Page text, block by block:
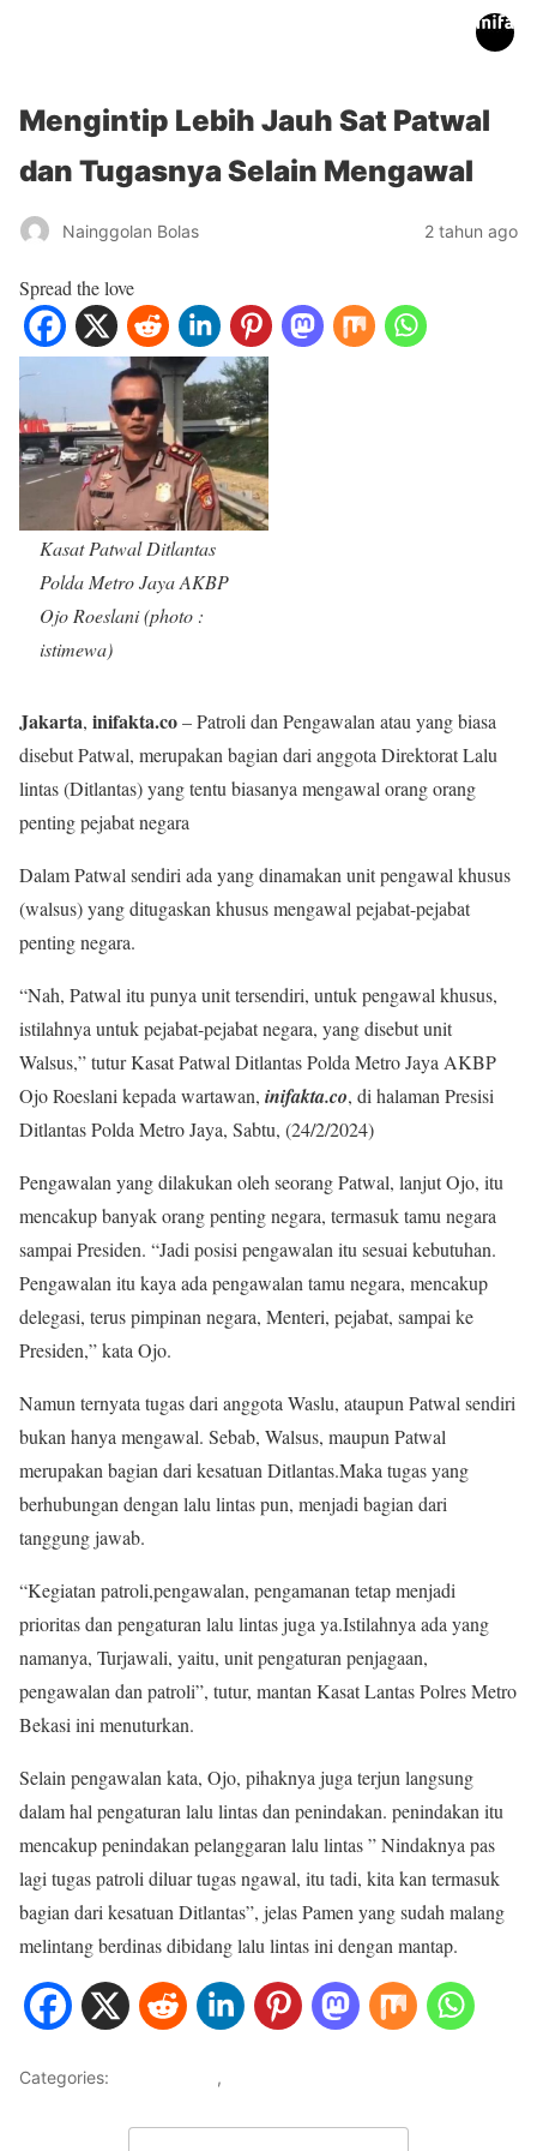
Mengintip Lebih Jauh Sat Patwal
dan Tugasnya Selain Mengawal
Nainggolan Bolas 2 tahun ago
Spread the love
Kasat Patwal Ditlantas
Polda Metro Jaya AKBP
Ojo Roeslani (photo :
istimewa)
Jakarta, inifakta.co– Patroli dan Pengawalan atau yang biasa
disebut Patwal, merupakan bagian dari anggota Direktorat Lalu
lintas (Ditlantas) yang tentu biasanya mengawal orang orang
penting pejabat negara
Dalam Patwal sendiri ada yang dinamakan unit pengawal khusus
(walsus) yang ditugaskan khusus mengawal pejabat-pejabat
penting negara.
“Nah, Patwal itu punya unit tersendiri, untuk pengawal khusus,
istilahnya untuk pejabat-pejabat negara, yang disebut unit
Walsus,” tutur Kasat Patwal Ditlantas Polda Metro Jaya AKBP
Ojo Roeslani kepada wartawan, inifakta.co, di halaman Presisi
Ditlantas Polda Metro Jaya, Sabtu, (24/2/2024)
Pengawalan yang dilakukan oleh seorang Patwal, lanjut Ojo, itu
mencakup banyak orang penting negara, termasuk tamu negara
sampai Presiden. “Jadi posisi pengawalan itu sesuai kebutuhan.
Pengawalan itu kaya ada pengawalan tamu negara, mencakup
delegasi, terus pimpinan negara, Menteri, pejabat, sampai ke
Presiden,” kata Ojo.
Namun ternyata tugas dari anggota Waslu, ataupun Patwal sendiri
bukan hanya mengawal. Sebab, Walsus, maupun Patwal
merupakan bagian dari kesatuan Ditlantas.Maka tugas yang
berhubungan dengan lalu lintas pun, menjadi bagian dari
tanggung jawab.
“Kegiatan patroli,pengawalan, pengamanan tetap menjadi
prioritas dan pengaturan lalu lintas juga ya.Istilahnya ada yang
namanya, Turjawali, yaitu, unit pengaturan penjagaan,
pengawalan dan patroli”, tutur, mantan Kasat Lantas Polres Metro
Bekasi ini menuturkan.
Selain pengawalan kata, Ojo, pihaknya juga terjun langsung
dalam hal pengaturan lalu lintas dan penindakan. penindakan itu
mencakup penindakan pelanggaran lalu lintas ” Nindaknya pas
lagi tugas patroli diluar tugas ngawal, itu tadi, kita kan termasuk
bagian dari kesatuan Ditlantas”, jelas Pamen yang sudah malang
melintang berdinas dibidang lalu lintas ini dengan mantap.
Categories: ,